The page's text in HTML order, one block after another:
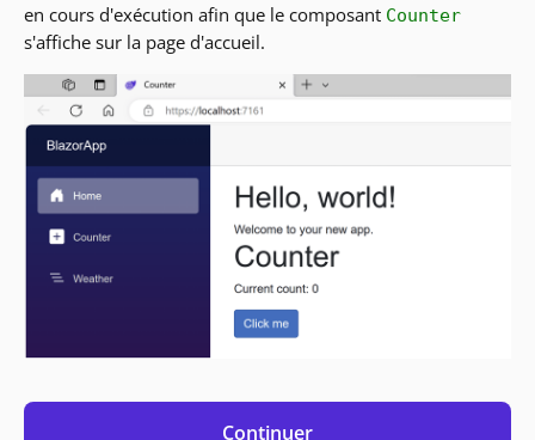
en cours d'exécution afin que le composant Counter
s'affiche sur la page d'accueil.
Continuer